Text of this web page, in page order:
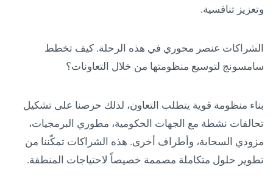
وتعزيز تنافسية.
الشراكات عنصر محوري في هذه الرحلة. كيف تخطط
سامسونج لتوسيع منظومتها من خلال التعاونات؟
بناء منظومة قوية يتطلب التعاون، لذلك حرصنا على تشكيل
تحالفات نشطة مع الجهات الحكومية، مطوري البرمجيات،
مزودي السحابة، وأطراف أخرى. هذه الشراكات تمكّننا من
تطوير حلول متكاملة مصممة خصيصاً لاحتياجات المنطقة.